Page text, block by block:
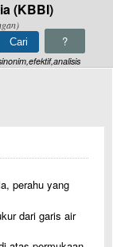
(KBBI)
?
perahu yang
dari garis air